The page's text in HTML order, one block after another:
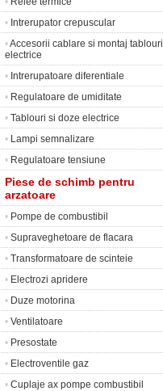
• Intrerupator crepuscular
•Accesorii cablare si montaj tablouri
electrice
• Intrerupatoare diferentiale
• Regulatoare de umiditate
• Tablouri si doze electrice
• Lampi semnalizare
• Regulatoare tensiune
Piese de schimb pentru
arzatoare
• Pompe de combustibil
• Supraveghetoare de flacara
• Transformatoare de scinteie
• Electrozi apridere
• Duze motorina
• Ventilatoare
• Presostate
• Electroventile gaz
• Cuplaje ax pompe combustibil